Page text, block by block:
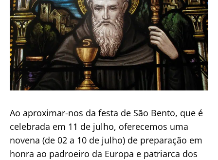
de
julho
Ao aproximar-nos da festa de São Bento, que é
celebrada em 11 de julho, oferecemos uma
novena (de 02 a 10 de julho) de preparação em
honra ao padroeiro da Europa e patriarca dos